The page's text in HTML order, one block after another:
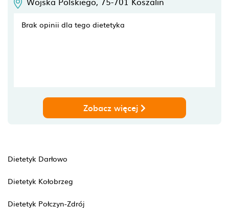
Brak opinii dla tego dietetyka
Zobacz więcej
Dietetyk Darłowo
Dietetyk Kołobrzeg
Dietetyk Połczyn-Zdrój